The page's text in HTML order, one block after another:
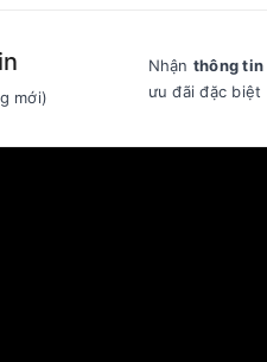
mới)
Nhận thông tin
ưu đãi đặc biệt